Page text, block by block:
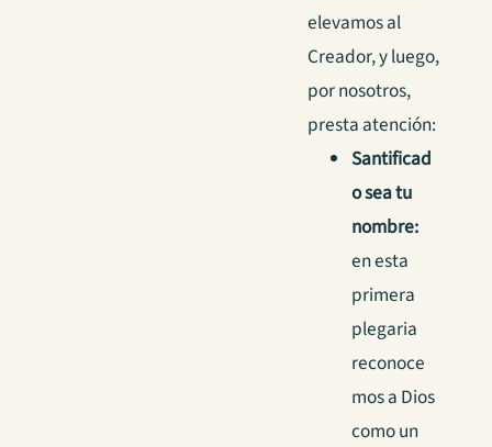
elevamos al
Creador, y luego,
por nosotros,
presta atención:
Santificad
o sea tu
nombre:
en esta
primera
plegaria
reconoce
mos a Dios
como un